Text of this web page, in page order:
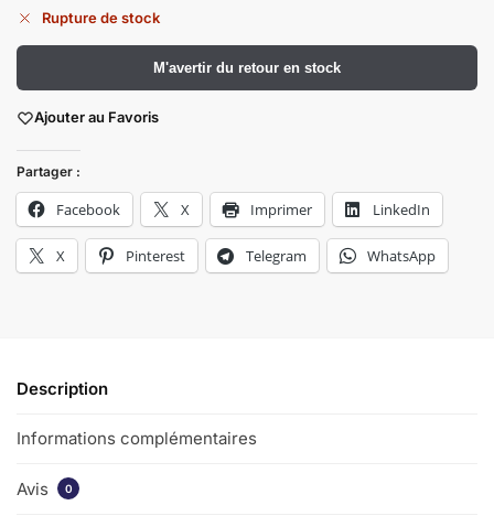
Rupture de stock
​M'avertir du retour en stock
Ajouter au Favoris
Partager :
Facebook X Imprimer LinkedIn
X Pinterest Telegram WhatsApp
Description
Informations complémentaires
Avis 0